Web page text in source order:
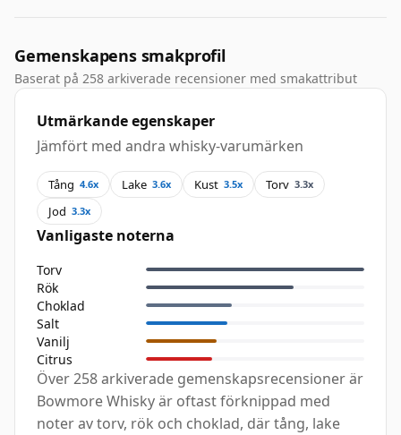
Gemenskapens smakprofil
Baserat på 258 arkiverade recensioner med smakattribut
Utmärkande egenskaper
Jämfört med andra whisky-varumärken
Tång 4.6x Lake 3.6x Kust 3.5x Torv 3.3x
Jod 3.3x
Vanligaste noterna
Torv
Rök
Choklad
Salt
Vanilj
Citrus
Över 258 arkiverade gemenskapsrecensioner är
Bowmore Whisky är oftast förknippad med
noter av torv, rök och choklad, där tång, lake